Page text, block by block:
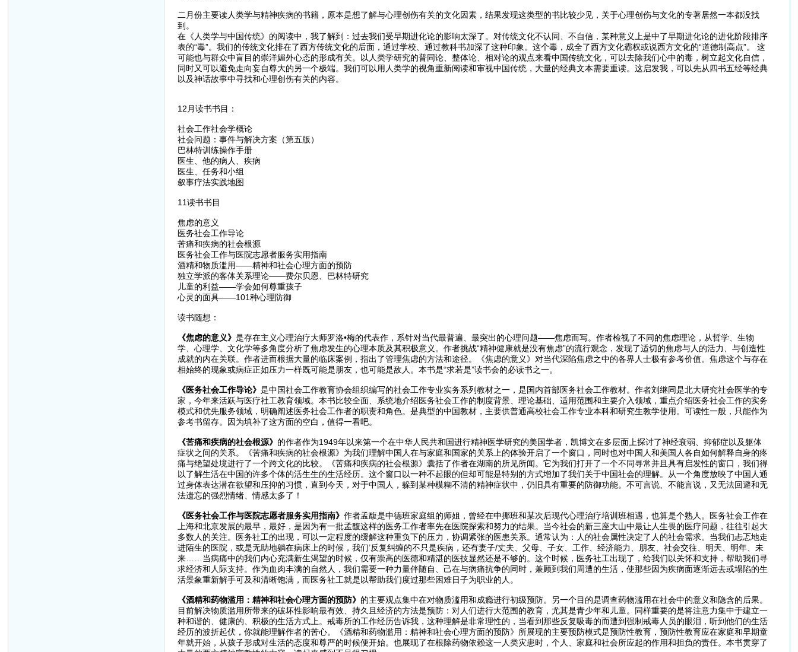
二月份主要读人类学与精神疾病的书籍，原本是想了解与心理创伤有关的文化因素，结果发现这类型的书比较少见，关于心理创伤与文化的专著居然一本都没找
到。
在《人类学与中国传统》的阅读中，我了解到：过去我们受早期进化论的影响太深了。对传统文化不认同、不自信，某种意义上是中了早期进化论的进化阶段排序
表的“毒”。我们的传统文化排在了西方传统文化的后面，通过学校、通过教科书加深了这种印象。这个毒，成全了西方文化霸权或说西方文化的“道德制高点”。 这
可能也与群众中盲目的崇洋媚外心态的形成有关。以人类学研究的普同论、整体论、相对论的观点来看中国传统文化，可以去除我们心中的毒，树立起文化自信，
同时又可以避免走向妄自尊大的另一个极端。我们可以用人类学的视角重新阅读和审视中国传统，大量的经典文本需要重读。这启发我，可以先从四书五经等经典
以及神话故事中寻找和心理创伤有关的内容。
12月读书书目：
社会工作社会学概论
社会问题：事件与解决方案（第五版）
巴林特训练操作手册
医生、他的病人、疾病
医生、任务和小组
叙事疗法实践地图
11读书书目
焦虑的意义
医务社会工作导论
苦痛和疾病的社会根源
医务社会工作与医院志愿者服务实用指南
酒精和物质滥用——精神和社会心理方面的预防
独立学派的客体关系理论——费尔贝恩、巴林特研究
儿童的利益——学会如何尊重孩子
心灵的面具——101种心理防御
读书随想：
《焦虑的意义》 是存在主义心理治疗大师罗洛•梅的代表作，系针对当代最普遍、最突出的心理问题——焦虑而写。作者检视了不同的焦虑理论，从哲学、生物
学、心理学、文化学等多角度分析了焦虑发生的心理本质及其积极意义。作者挑战“精神健康就是没有焦虑”的流行观念，发现了适切的焦虑与人的活力、与创造性
成就的内在关联。作者进而根据大量的临床案例，指出了管理焦虑的方法和途径。《焦虑的意义》对当代深陷焦虑之中的各界人士极有参考价值。焦虑这个与存在
相始终的现象或病症正如压力一样既可能是朋友，也可能是敌人。本书是“求若是”读书会的必读书之一。
《医务社会工作导论》 是中国社会工作教育协会组织编写的社会工作专业实务系列教材之一，是国内首部医务社会工作教材。作者刘继同是北大研究社会医学的专
家，今年来活跃与医疗社工教育领域。本书比较全面、系统地介绍医务社会工作的制度背景、理论基础、适用范围和主要介入领域，重点介绍医务社会工作的实务
模式和优先服务领域，明确阐述医务社会工作者的职责和角色。是典型的中国教材，主要供普通高校社会工作专业本科和研究生教学使用。可读性一般，只能作为
参考书留存。因为填补了这方面的空白，值得一看吧。
《苦痛和疾病的社会根源》 的作者作为1949年以来第一个在中华人民共和国进行精神医学研究的美国学者，凯博文在多层面上探讨了神经衰弱、抑郁症以及躯体
症状之间的关系。《苦痛和疾病的社会根源》为我们理解中国人在与家庭和国家的关系上的体验开启了一个窗口，同时也对中国人和美国人各自如何解释自身的疼
痛与绝望处境进行了一个跨文化的比较。《苦痛和疾病的社会根源》囊括了作者在湖南的所见所闻。它为我们打开了一个不同寻常并且具有启发性的窗口，我们得
以了解生活在中国的许多个体的活生生的生活经历。这个窗口以一种不起眼的但却可能是特别的方式增加了我们关于中国社会的理解。从一个角度放映了中国人通
过身体表达潜在欲望和压抑的习惯，直到今天，对于中国人，躲到某种模糊不清的精神症状中，仍旧具有重要的防御功能。不可言说、不能言说，又无法回避和无
法遗忘的强烈情绪、情感太多了！
《医务社会工作与医院志愿者服务实用指南》 作者孟馥是中德班家庭组的师姐，曾经在中挪班和某次后现代心理治疗培训班相遇，也算是个熟人。医务社会工作在
上海和北京发展的最早，最好，是因为有一批孟馥这样的医务工作者率先在医院探索和努力的结果。当今社会的新三座大山中最让人生畏的医疗问题，往往引起大
多数人的关注。医务社工的出现，可以一定程度的缓解这种重负下的压力，协调紧张的医患关系。通常认为：人的社会属性决定了人的社会需求。当我们忐忑地走
进陌生的医院，或是无助地躺在病床上的时候，我们’反复纠缠的不只是疾病，还有妻子/丈夫、父母、子女、工作、经济能力、朋友、社会交往、明天、明年、未
来……当病痛中的我们内心充满新生渴望的时候，仅有崇高的医德和精湛的医技显然还是不够的。这个时候，医务社工出现了，给我们以关怀和支持，帮助我们寻
求经济和人际支持。作为血肉丰满的自然人，我们需要一种力量伴随自、己在与病痛抗争的同时，兼顾到我们周遭的生活，使那些因为疾病面逐渐远去或塌陷的生
活景象重新解手可及和清晰饱满，而医务社工就是以帮助我们度过那些困难日子为职业的人。
《酒精和药物滥用：精神和社会心理方面的预防》 的主要观点集中在对物质滥用和成瘾进行初级预防。另一个目的是调查药物滥用在社会中的意义和隐含的后果。
目前解决物质滥用所带来的破坏性影响最有效、持久且经济的方法是预防：对人们进行大范围的教育，尤其是青少年和儿童。同样重要的是将注意力集中于建立一
种和谐的、健康的、积极的生活方式上。戒毒所的工作经历告诉我，这种理解是非常理性的，当看到那些反复吸毒的而遭到强制戒毒人员的眼泪，听到他们的生活
经历的波折起伏，你就能理解作者的苦心。《酒精和药物滥用：精神和社会心理方面的预防》所展现的主要预防模式是预防性教育，预防性教育应在家庭和早期童
年就开始，从孩子形成对生活的态度和尊严的时候便开始。也展现了在根除药物依赖这一人类灾患时，个人、家庭和社会所应起的作用和担负的责任。本书贯穿了